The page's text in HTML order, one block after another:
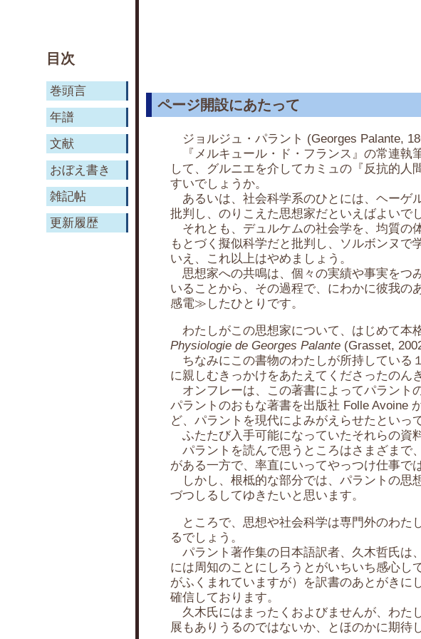
目次
巻頭言
年譜
文献
おぼえ書き
雑記帖
更新履歴
ページ開設にあたって
ジョルジュ・パラント (Georges Palante,
『メルキュール・ド・フランス』の常連執
して、グルニエを介してカミュの『反抗的
すいでしょうか。
あるいは、社会科学系のひとには、ヘーゲ
批判し、のりこえた思想家だといえばよいで
それとも、デュルケムの社会学を、均質の
もとづく擬似科学だと批判し、ソルボンヌで
いえ、これ以上はやめましょう。
思想家への共鳴は、個々の実績や事実をつ
いることから、その過程で、にわかに彼我
感電≫したひとりです。
わたしがこの思想家について、はじめて本
Physiologie de Georges Palante (Grasset,
ちなみにこの書物のわたしが所持している
に親しむきっかけをあたえてくださったのん
オンフレーは、この著書によってパラント
パラントのおもな著書を出版社 Folle Avoine
ど、パラントを現代によみがえらせたといっ
ふたたび入手可能になっていたそれらの資
パラントを読んで思うところはさまざまで
がある一方で、率直にいってやっつけ仕事で
しかし、根柢的な部分では、パラントの思
づつしるしてゆきたいと思います。
ところで、思想や社会科学は専門外のわた
るでしょう。
パラント著作集の日本語訳者、久木哲氏は
には周知のことにしろうとがいちいち感心し
がふくまれていますが）を訳書のあとがきに
確信しております。
久木氏にはまったくおよびませんが、わた
展もありうるのではないか、とほのかに期待